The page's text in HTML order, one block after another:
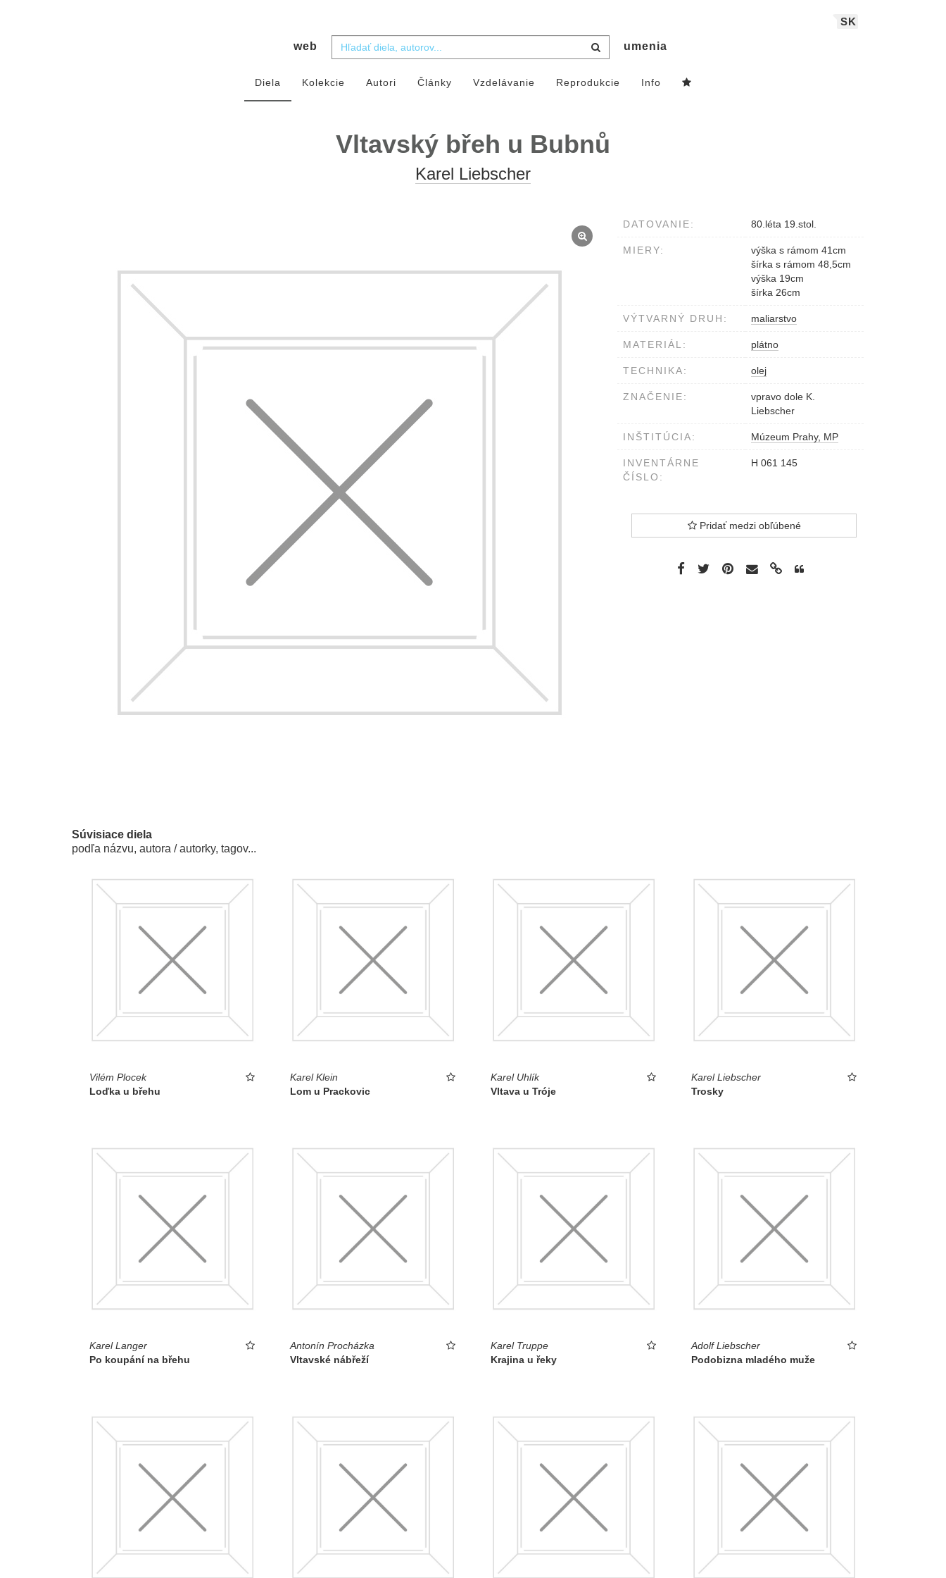
SK
web umenia
Diela Kolekcie Autori Články Vzdelávanie Reprodukcie Info
Vltavský břeh u Bubnů
Karel Liebscher
DATOVANIE: 80.léta 19.stol.
MIERY:
výška s rámom 41cm
šírka s rámom 48,5cm
výška 19cm
šírka 26cm
VÝTVARNÝ DRUH: maliarstvo
MATERIÁL: plátno
TECHNIKA: olej
ZNAČENIE:
vpravo dole K.
Liebscher
INŠTITÚCIA: Múzeum Prahy, MP
INVENTÁRNE
ČÍSLO:
H 061 145
Pridať medzi obľúbené
Súvisiace diela
podľa názvu, autora / autorky, tagov...
Vilém Plocek
Loďka u břehu
Karel Klein
Lom u Prackovic
Karel Uhlík
Vltava u Tróje
Karel Liebscher
Trosky
Karel Langer
Po koupání na břehu
Antonín Procházka
Vltavské nábřeží
Karel Truppe
Krajina u řeky
Adolf Liebscher
Podobizna mladého muže